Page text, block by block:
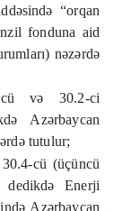
“orqan
fonduna aid
nəzərdə
cü və 30.2-ci
Azərbaycan
tutulur;
cü (üçüncü
dedikdə Enerji
Azərbaycan